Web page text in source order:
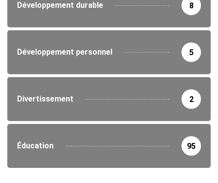
Développement durable 8
Développement personnel 5
Divertissement 2
Éducation 95